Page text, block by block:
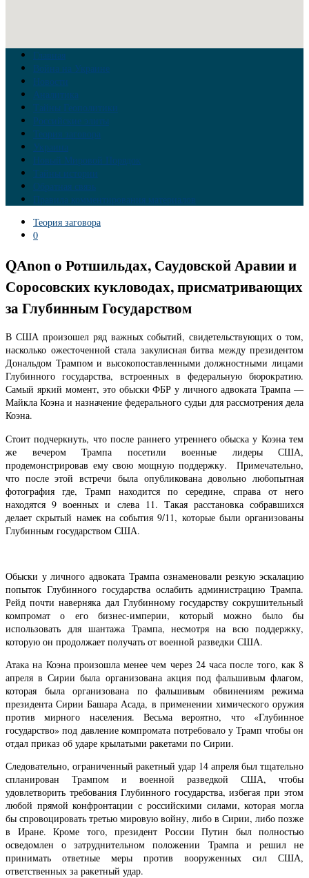
Главная
Война на Украине
Новости
Аналитика
Тайны Геополитики
Российские элиты
Теория заговора
Украина
Новый Мировой Порядок
Тайны истории
Обратная связь
Правила комментирования материалов
Теория заговора
0
QАnon о Ротшильдах, Саудовской Аравии и
Соросовских кукловодах, присматривающих
за Глубинным Государством
В США произошел ряд важных событий, свидетельствующих о том,
насколько ожесточенной стала закулисная битва между президентом
Дональдом Трампом и высокопоставленными должностными лицами
Глубинного государства, встроенных в федеральную бюрократию.
Самый яркий момент, это обыски ФБР у личного адвоката Трампа —
Майкла Коэна и назначение федерального судьи для рассмотрения дела
Коэна.
Стоит подчеркнуть, что после раннего утреннего обыска у Коэна тем
же вечером Трампа посетили военные лидеры США,
продемонстрировав ему свою мощную поддержку. Примечательно,
что после этой встречи была опубликована довольно любопытная
фотография где, Трамп находится по середине, справа от него
находятся 9 военных и слева 11. Такая расстановка собравшихся
делает скрытый намек на события 9/11, которые были организованы
Глубинным государством США.
Обыски у личного адвоката Трампа ознаменовали резкую эскалацию
попыток Глубинного государства ослабить администрацию Трампа.
Рейд почти наверняка дал Глубинному государству сокрушительный
компромат о его бизнес-империи, который можно было бы
использовать для шантажа Трампа, несмотря на всю поддержку,
которую он продолжает получать от военной разведки США.
Атака на Коэна произошла менее чем через 24 часа после того, как 8
апреля в Сирии была организована акция под фальшивым флагом,
которая была организована по фальшивым обвинениям режима
президента Сирии Башара Асада, в применении химического оружия
против мирного населения. Весьма вероятно, что «Глубинное
государство» под давление компромата потребовало у Трамп чтобы он
отдал приказ об ударе крылатыми ракетами по Сирии.
Следовательно, ограниченный ракетный удар 14 апреля был тщательно
спланирован Трампом и военной разведкой США, чтобы
удовлетворить требования Глубинного государства, избегая при этом
любой прямой конфронтации с российскими силами, которая могла
бы спровоцировать третью мировую войну, либо в Сирии, либо позже
в Иране. Кроме того, президент России Путин был полностью
осведомлен о затруднительном положении Трампа и решил не
принимать ответные меры против вооруженных сил США,
ответственных за ракетный удар.